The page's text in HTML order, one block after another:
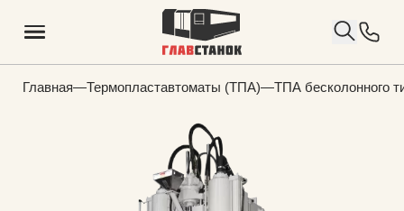
Главная—Термопластавтоматы (ТПА)—ТПА бесколонного